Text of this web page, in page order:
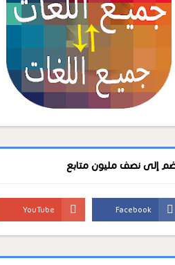
إلى نصف مليون متابع